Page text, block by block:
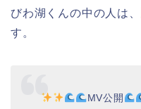
びわ湖くんの中の人は、
す。
MV公開